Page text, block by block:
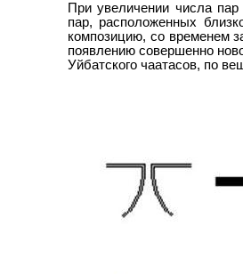
При увеличении числа
пар, расположенных
композицию, со временем
появлению совершенно
Уйбатского чаатасов, по